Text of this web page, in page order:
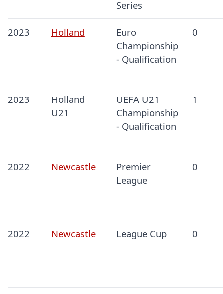
Series
2023 Holland
Euro
Championship
- Qualification
0
2023
Holland
U21
UEFA U21
Championship
- Qualification
1
2022 Newcastle
Premier
League
0
2022 Newcastle League Cup 0